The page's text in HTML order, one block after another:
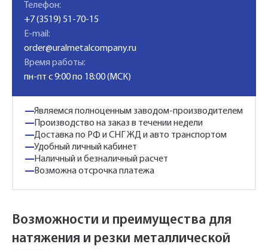
Телефон:
+7 (3519) 51-70-15
E-mail:
order@uralmetalcompany.ru
Время работы:
пн-пт с 9:00 по 18:00 (МСК)
Являемся полноценным заводом-производителем
Производство на заказ в течении недели
Доставка по РФ и СНГ ЖД и авто транспортом
Удобный личный кабинет
Наличный и безналичный расчет
Возможна отсрочка платежа
Возможности и преимущества для
натяжения и резки металлической